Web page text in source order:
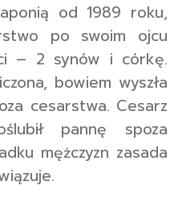
od 1989 roku,
po swoim ojcu
– 2 synów i córkę.
bowiem wyszła
cesarstwa. Cesarz
pannę spoza
mężczyzn zasada